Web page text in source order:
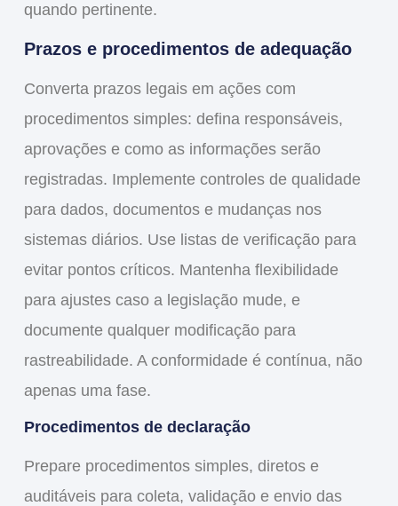
quando pertinente.
Prazos e procedimentos de adequação
Converta prazos legais em ações com
procedimentos simples: defina responsáveis,
aprovações e como as informações serão
registradas. Implemente controles de qualidade
para dados, documentos e mudanças nos
sistemas diários. Use listas de verificação para
evitar pontos críticos. Mantenha flexibilidade
para ajustes caso a legislação mude, e
documente qualquer modificação para
rastreabilidade. A conformidade é contínua, não
apenas uma fase.
Procedimentos de declaração
Prepare procedimentos simples, diretos e
auditáveis para coleta, validação e envio das